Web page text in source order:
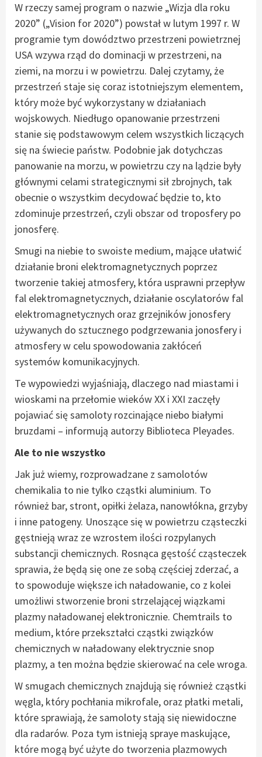
W rzeczy samej program o nazwie „Wizja dla roku
2020” („Vision for 2020”) powstał w lutym 1997 r. W
programie tym dowództwo przestrzeni powietrznej
USA wzywa rząd do dominacji w przestrzeni, na
ziemi, na morzu i w powietrzu. Dalej czytamy, że
przestrzeń staje się coraz istotniejszym elementem,
który może być wykorzystany w działaniach
wojskowych. Niedługo opanowanie przestrzeni
stanie się podstawowym celem wszystkich liczących
się na świecie państw. Podobnie jak dotychczas
panowanie na morzu, w powietrzu czy na lądzie były
głównymi celami strategicznymi sił zbrojnych, tak
obecnie o wszystkim decydować będzie to, kto
zdominuje przestrzeń, czyli obszar od troposfery po
jonosferę.
Smugi na niebie to swoiste medium, mające ułatwić
działanie broni elektromagnetycznych poprzez
tworzenie takiej atmosfery, która usprawni przepływ
fal elektromagnetycznych, działanie oscylatorów fal
elektromagnetycznych oraz grzejników jonosfery
używanych do sztucznego podgrzewania jonosfery i
atmosfery w celu spowodowania zakłóceń
systemów komunikacyjnych.
Te wypowiedzi wyjaśniają, dlaczego nad miastami i
wioskami na przełomie wieków XX i XXI zaczęły
pojawiać się samoloty rozcinające niebo białymi
bruzdami – informują autorzy Biblioteca Pleyades.
Ale to nie wszystko
Jak już wiemy, rozprowadzane z samolotów
chemikalia to nie tylko cząstki aluminium. To
również bar, stront, opiłki żelaza, nanowłókna, grzyby
i inne patogeny. Unoszące się w powietrzu cząsteczki
gęstnieją wraz ze wzrostem ilości rozpylanych
substancji chemicznych. Rosnąca gęstość cząsteczek
sprawia, że będą się one ze sobą częściej zderzać, a
to spowoduje większe ich naładowanie, co z kolei
umożliwi stworzenie broni strzelającej wiązkami
plazmy naładowanej elektronicznie. Chemtrails to
medium, które przekształci cząstki związków
chemicznych w naładowany elektrycznie snop
plazmy, a ten można będzie skierować na cele wroga.
W smugach chemicznych znajdują się również cząstki
węgla, który pochłania mikrofale, oraz płatki metali,
które sprawiają, że samoloty stają się niewidoczne
dla radarów. Poza tym istnieją spraye maskujące,
które mogą być użyte do tworzenia plazmowych